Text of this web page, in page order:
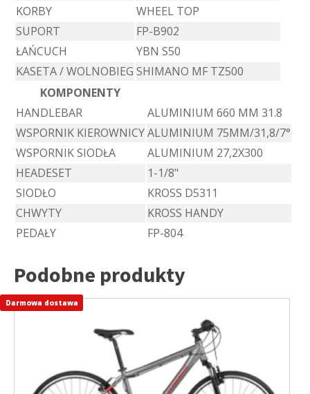
KORBY
WHEEL TOP
SUPORT
FP-B902
ŁAŃCUCH
YBN S50
KASETA / WOLNOBIEG SHIMANO MF TZ500
KOMPONENTY
HANDLEBAR
ALUMINIUM 660 MM 31.8
WSPORNIK KIEROWNICYALUMINIUM 75MM/31,8/7°
WSPORNIK SIODŁA
ALUMINIUM 27,2X300
HEADESET
1-1/8"
SIODŁO
KROSS D5311
CHWYTY
KROSS HANDY
PEDAŁY
FP-804
Podobne produkty
Ten
wariantów.
Darmowa dostawa